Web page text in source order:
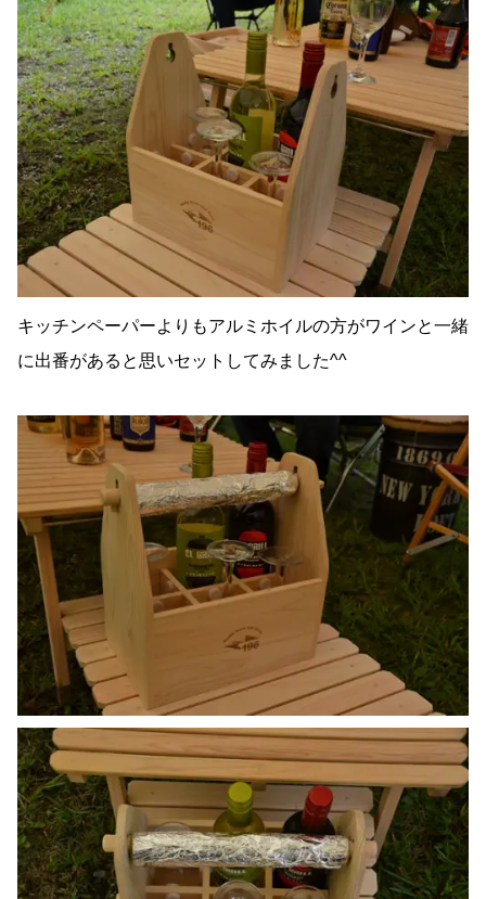
キッチンペーパーよりもアルミホイルの方がワインと一緒
に出番があると思いセットしてみました^^